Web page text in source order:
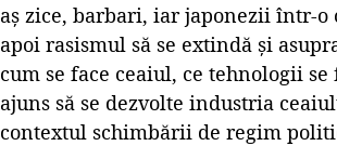
aș zice, barbari, iar japonezii într-o
apoi rasismul să se extindă și
cum se face ceaiul, ce tehnologii se
ajuns să se dezvolte industria
contextul schimbării de regim